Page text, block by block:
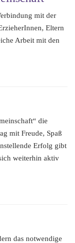
n
mit der
Eltern
Arbeit mit den
die
mit Freude, Spaß
Erfolg gibt
weiterhin aktiv
das notwendige